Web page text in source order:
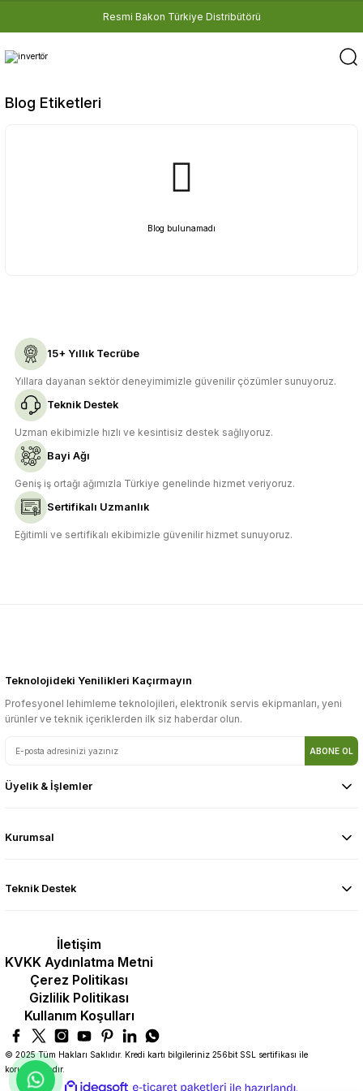
Resmi Bakon Türkiye Distribütörü
Blog Etiketleri
Blog bulunamadı
15+ Yıllık Tecrübe
Yıllara dayanan sektör deneyimimizle güvenilir çözümler sunuyoruz.
Teknik Destek
Uzman ekibimizle hızlı ve kesintisiz destek sağlıyoruz.
Bayi Ağı
Geniş iş ortağı ağımızla Türkiye genelinde hizmet veriyoruz.
Sertifikalı Uzmanlık
Eğitimli ve sertifikalı ekibimizle güvenilir hizmet sunuyoruz.
Teknolojideki Yenilikleri Kaçırmayın
Profesyonel lehimleme teknolojileri, elektronik servis ekipmanları, yeni
ürünler ve teknik içeriklerden ilk siz haberdar olun.
ABONE OL
Üyelik & İşlemler
Kurumsal
Teknik Destek
İletişim
KVKK Aydınlatma Metni
Çerez Politikası
Gizlilik Politikası
Kullanım Koşulları
© 2025 Tüm Hakları Saklıdır. Kredi kartı bilgileriniz 256bit SSL sertifikası ile
korunmaktadır.
ideasoft e-